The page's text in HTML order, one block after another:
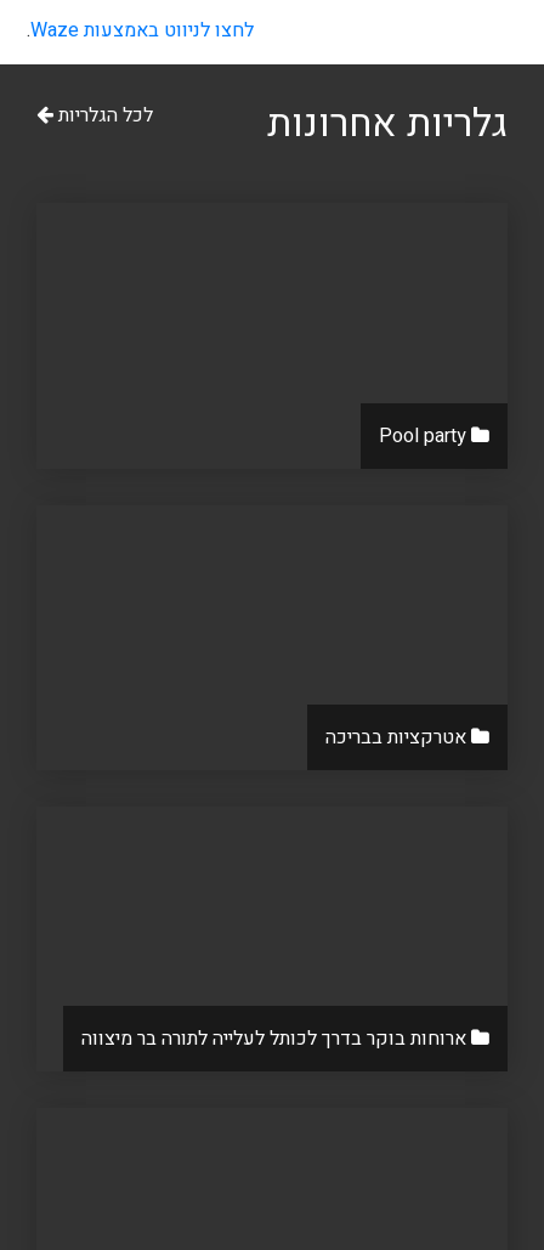
לחצו לניווט באמצעות Waze
.
גלריות אחרונות לכל הגלריות
אטרקציות בבריכה
ארוחות בוקר בדרך לכותל לעלייה לתורה בר מיצווה